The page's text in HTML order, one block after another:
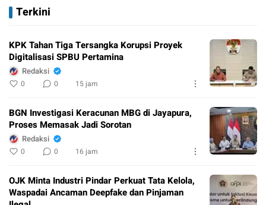
Terkini
KPK Tahan Tiga Tersangka Korupsi Proyek
Digitalisasi SPBU Pertamina
Redaksi
0 0 15 jam
BGN Investigasi Keracunan MBG di Jayapura,
Proses Memasak Jadi Sorotan
Redaksi
0 0 16 jam
OJK Minta Industri Pindar Perkuat Tata Kelola,
Waspadai Ancaman Deepfake dan Pinjaman